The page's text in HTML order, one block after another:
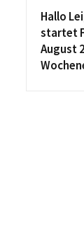
Hallo
startet
August